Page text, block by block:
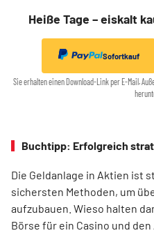
Heiße Tage – eiskalt
Sofortkauf
Sie erhalten einen Download-Link per E-Mail.
Buchtipp: Erfolgreich
Die Geldanlage in Aktien ist
sichersten Methoden, um
aufzubauen. Wieso halten
Börse für ein Casino und